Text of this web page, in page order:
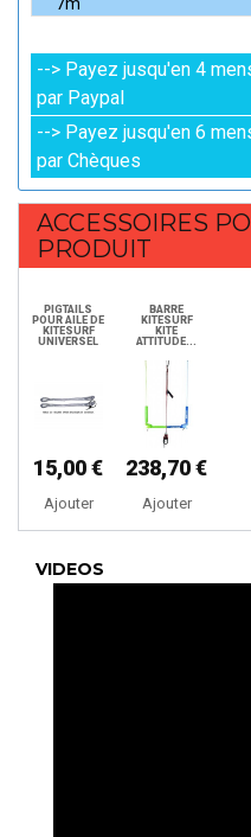
--> Payez jusqu'en 4
par Paypal
--> Payez jusqu'en 6
par Chèques
ACCESSOIRES
PRODUIT
PIGTAILS
POUR AILE DE
KITESURF
UNIVERSEL
15,00 €
Ajouter
BARRE
KITESURF
KITE
ATTITUDE...
238,70 €
Ajouter
VIDEOS